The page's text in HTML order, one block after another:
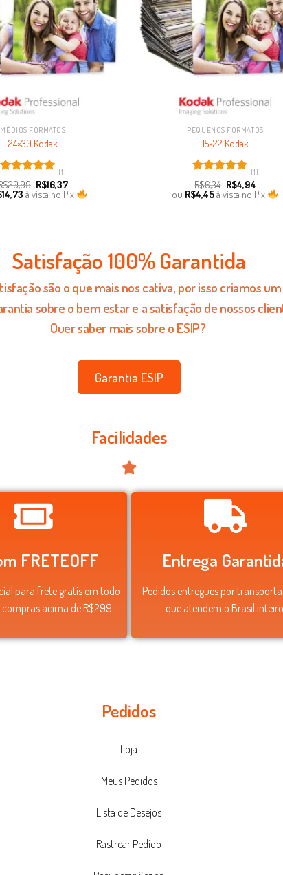
MÉDIOS FORMATOS
24×30 Kodak
Avaliação
5.00de 5
(1)
20,99 R$16,37
14,73 à vista no Pix
PEQUENOS FORMATOS
15×22 Kodak
Avaliação
5.00de 5
(1)
R$6,34 R$4,94
ou R$4,45à vista no Pix
Satisfação 100% Garantida
são o que mais nos cativa, por isso criamos
sobre o bem estar e a satisfação de nossos
Quer saber mais sobre o ESIP?
Garantia ESIP
Facilidades
FRETEOFF
para frete gratis em todo
acima de R$299
Entrega
Pedidos entregues por
que atendem o Brasil
Pedidos
Loja
Meus Pedidos
Lista de Desejos
Rastrear Pedido